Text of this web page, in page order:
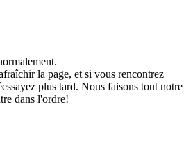
la page, et si vous rencontrez
plus tard. Nous faisons tout notre
dans l'ordre!